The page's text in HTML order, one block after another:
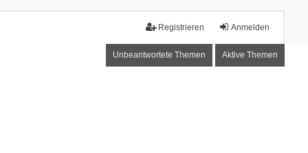
Anmelden
Registrieren
Unbeantwortete Themen Aktive Themen